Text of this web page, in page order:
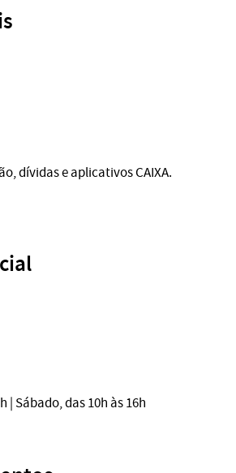
dívidas e aplicativos CAIXA.
Sábado, das 10h às 16h